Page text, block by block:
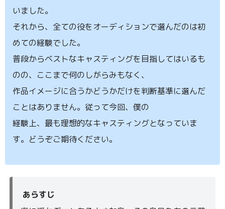
いました。
それから、全ての役をオーディションで選んだのは初
めての経験でした。
普段からベストなキャスティングを目指してはいるも
のの、ここまで何のしがらみもなく、
作品イメージに合うかどうかだけを判断基準に選んだ
ことはありません。従って今回、僕の
経験上、最も理想的なキャスティングとなっていま
す。どうぞご期待ください。
あらすじ